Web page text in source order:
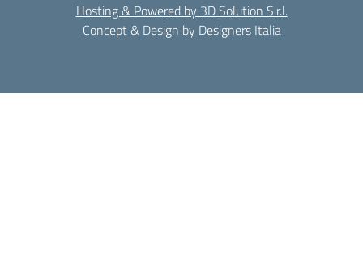
Hosting & Powered by 3D Solution S.r.l.
Concept & Design by Designers Italia